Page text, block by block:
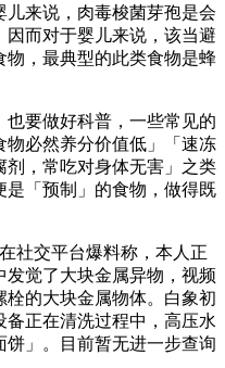
来说，肉毒梭菌芽孢是会
而对于婴儿来说，该当避
物，最典型的此类食物是蜂
要做好科普，一些常见的
必然养分价值低」「速冻
，常吃对身体无害」之类
是「预制」的食物，做得既
交平台爆料称，本人正
觉了大块金属异物，视频
栓的大块金属物体。白象初
正在清洗过程中，高压水
」。目前暂无进一步查询